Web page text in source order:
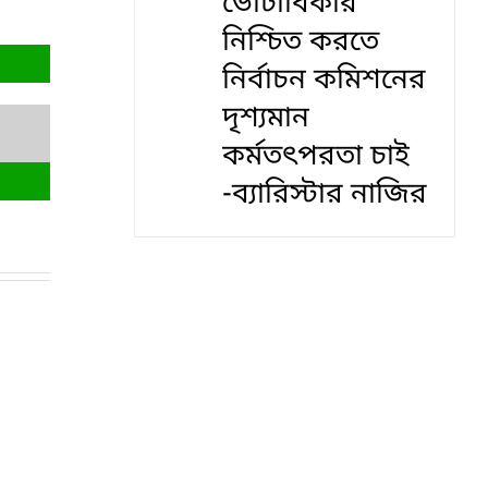
নিশ্চিত করতে
নির্বাচন কমিশনের
দৃশ‍্যমান
কর্মতৎপরতা চাই
-ব্যারিস্টার নাজির